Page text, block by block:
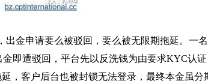
出金申请要么被驳回，要么被无限期拖延。一
即遭驳回，平台先以反洗钱为由要求KYC认证
，客户后台也被封锁无法登录，最终本金虽分